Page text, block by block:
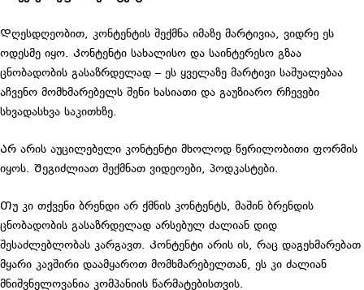
Დღესდღეობით, კონტენტის შექმნა იმაზე მარტივია, ვიდრე ეს
ოდესმე იყო. Კონტენტი სახალისო და საინტერესო გზაა
ცნობადობის გასაზრდელად – ეს ყველაზე მარტივი საშუალებაა
აჩვენო მომხმარებელს შენი ხასიათი და გაუზიარო რჩევები
სხვადასხვა საკითხზე.
Არ არის აუცილებელი კონტენტი მხოლოდ წერილობითი ფორმის
იყოს. Შეგიძლიათ შექმნათ ვიდეოები, პოდკასტები.
Თუ კი თქვენი ბრენდი არ ქმნის კონტენტს, მაშინ ბრენდის
ცნობადობის გასაზრდელად არსებულ ძალიან დიდ
შესაძლებლობას კარგავთ. Კონტენტი არის ის, რაც დაგეხმარებათ
მყარი კავშირი დაამყაროთ მომხმარებელთან, ეს კი ძალიან
მნიშვნელოვანია კომპანიის წარმატებისთვის.